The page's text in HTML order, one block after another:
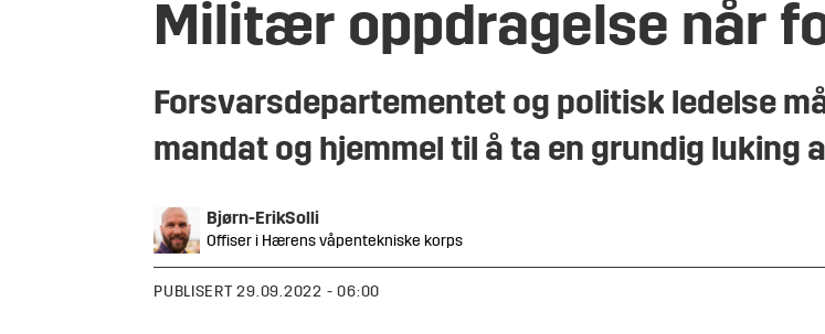
Militær oppdragelse når
Forsvarsdepartementet og politisk ledelse
mandat og hjemmel til å ta en grundig luking
Bjørn-ErikSolli
Offiser i Hærens våpentekniske korps
PUBLISERT 29.09.2022 - 06:00